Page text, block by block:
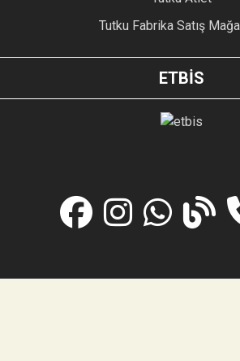
Tutku Fabrika Satış
ETBİS